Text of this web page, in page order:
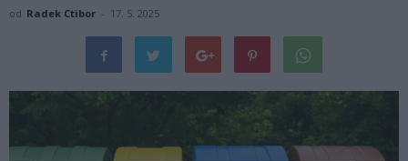
od Radek Ctibor - 17. 5. 2025